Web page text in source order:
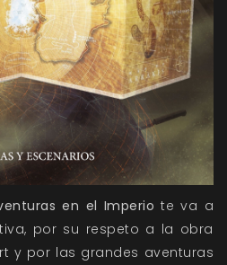
en el Imperio te va a
por su respeto a la obra
y por las grandes aventuras